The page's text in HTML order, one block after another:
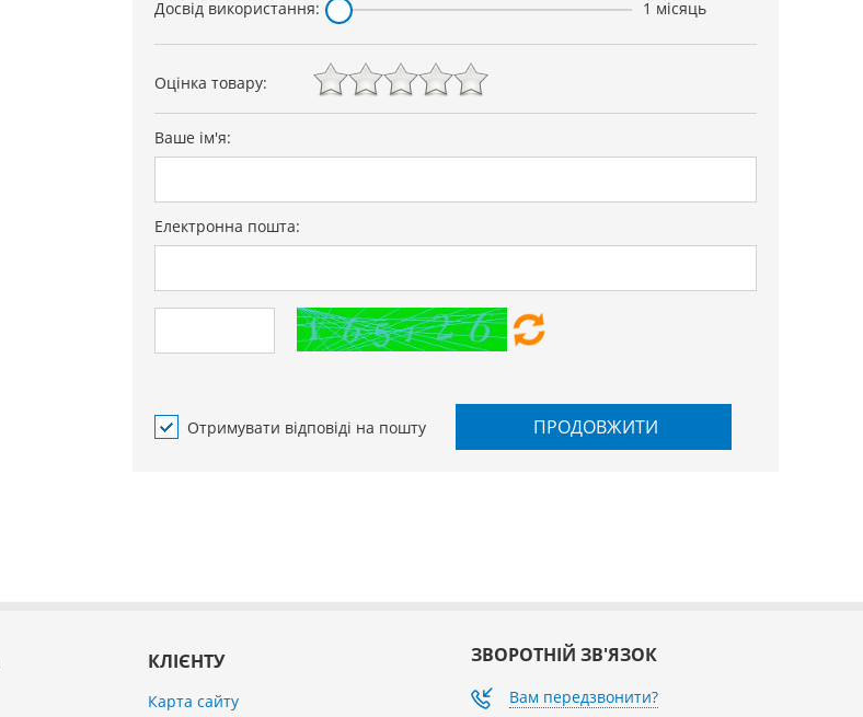
Досвід використання: 1 місяць
Оцінка товару:
Ваше ім'я:
Електронна пошта:
Отримувати відповіді на пошту ПРОДОВЖИТИ
КЛІЄНТУ
Карта сайту
ЗВОРОТНІЙ ЗВ'ЯЗОК
Вам передзвонити?